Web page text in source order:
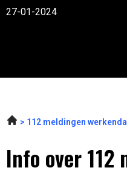
27-01-2024
112 meldingen
Info over 112